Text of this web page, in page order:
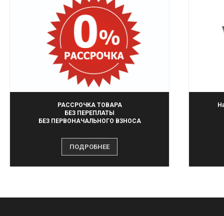
РАССРОЧКА ТОВАРА
БЕЗ ПЕРЕПЛАТЫ
БЕЗ ПЕРВОНАЧАЛЬНОГО ВЗНОСА
ПОДРОБНЕЕ